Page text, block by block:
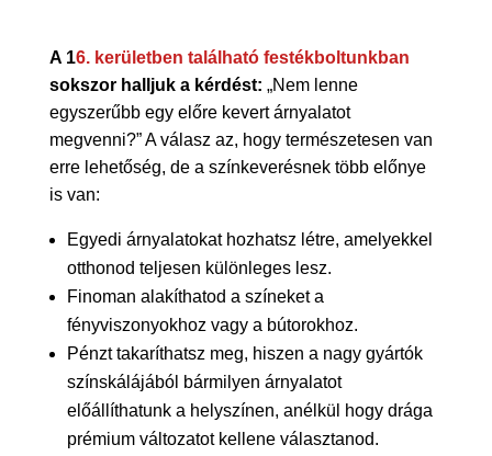
A 16. kerületben található festékboltunkban
sokszor halljuk a kérdést: „Nem lenne
egyszerűbb egy előre kevert árnyalatot
megvenni?” A válasz az, hogy természetesen van
erre lehetőség, de a színkeverésnek több előnye
is van:
Egyedi árnyalatokat hozhatsz létre, amelyekkel
otthonod teljesen különleges lesz.
Finoman alakíthatod a színeket a
fényviszonyokhoz vagy a bútorokhoz.
Pénzt takaríthatsz meg, hiszen a nagy gyártók
színskálájából bármilyen árnyalatot
előállíthatunk a helyszínen, anélkül hogy drága
prémium változatot kellene választanod.